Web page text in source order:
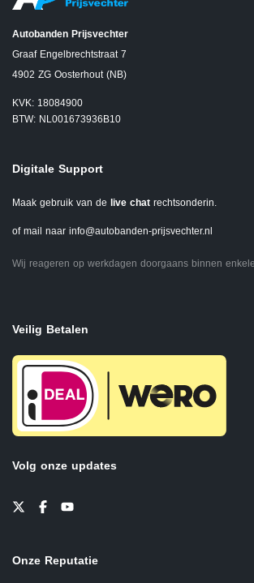
Autobanden Prijsvechter
Graaf Engelbrechtstraat 7
4902 ZG Oosterhout (NB)
KVK: 18084900
BTW: NL001673936B10
Digitale Support
Maak gebruik van de live chat rechtsonderin.
of mail naar info@autobanden-prijsvechter.nl
Wij reageren op werkdagen doorgaans binnen
Veilig Betalen
Volg onze updates
Onze Reputatie